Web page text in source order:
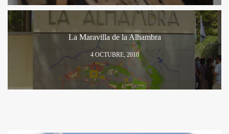
La Maravilla de la Alhambra
4 OCTUBRE, 2010